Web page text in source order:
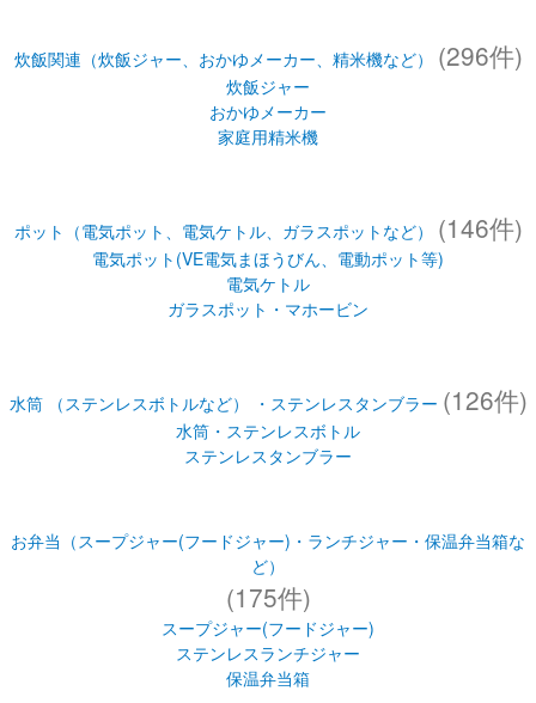
炊飯関連（炊飯ジャー、おかゆメーカー、精米機など） (296件)
炊飯ジャー
おかゆメーカー
家庭用精米機
ポット（電気ポット、電気ケトル、ガラスポットなど） (146件)
電気ポット(VE電気まほうびん、電動ポット等)
電気ケトル
ガラスポット・マホービン
水筒 （ステンレスボトルなど） ・ステンレスタンブラー (126件)
水筒・ステンレスボトル
ステンレスタンブラー
お弁当（スープジャー(フードジャー)・ランチジャー・保温弁当箱な
ど）
(175件)
スープジャー(フードジャー)
ステンレスランチジャー
保温弁当箱